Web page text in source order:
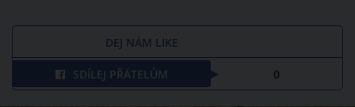
DEJ NÁM LIKE
SDÍLEJ PŘÁTELŮM 0